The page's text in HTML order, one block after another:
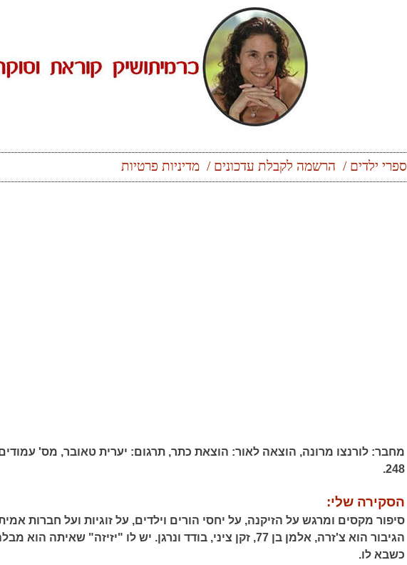
ספרי ילדים הרשמה לקבלת עדכונים מדיניות פרטיות
מחבר: לורנצו מרונה, הוצאה לאור: הוצאת כתר, תרגום: יערית טאובר, מס'
248.
הסקירה שלי:
סיפור מקסים ומרגש על הזיקנה, על יחסי הורים וילדים, על זוגיות ועל חברות
הגיבור הוא צ'זרה, אלמן בן 77, זקן ציני, בודד ונרגן. יש לו "יזיזה" שאיתה הוא
כשבא לו.